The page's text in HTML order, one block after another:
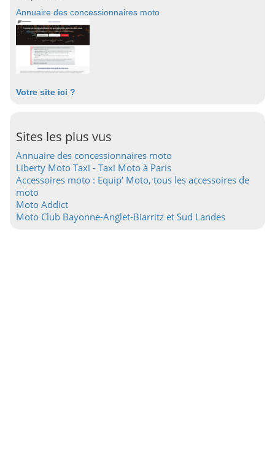
Annuaire des concessionnaires moto
Votre site ici ?
Sites les plus vus
Annuaire des concessionnaires moto
Liberty Moto Taxi - Taxi Moto à Paris
Accessoires moto : Equip' Moto, tous les accessoires de
moto
Moto Addict
Moto Club Bayonne-Anglet-Biarritz et Sud Landes